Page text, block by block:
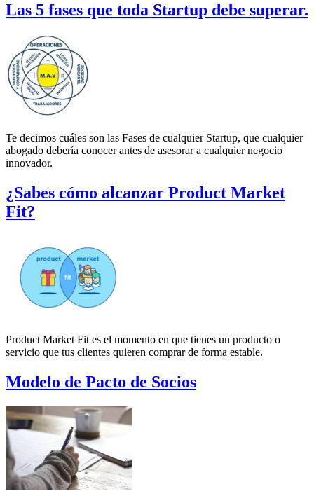
Las 5 fases que toda Startup debe superar.
Te decimos cuáles son las Fases de cualquier Startup, que cualquier
abogado debería conocer antes de asesorar a cualquier negocio
innovador.
¿Sabes cómo alcanzar Product Market
Fit?
Product Market Fit es el momento en que tienes un producto o
servicio que tus clientes quieren comprar de forma estable.
Modelo de Pacto de Socios